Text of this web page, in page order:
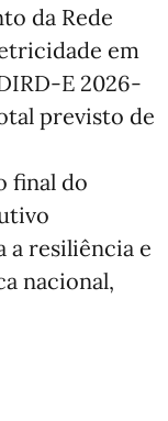
da Rede
em
E 2026-
previsto de
final do
a resiliência e
nacional,